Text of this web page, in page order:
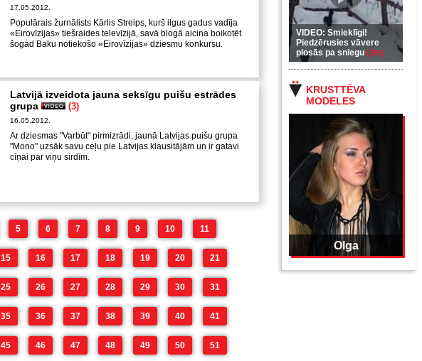
VIDEO: Smieklīgi!
Piedzērusies vāvere
plosās pa sniegu (255)
KRUSTTĒVA
MODELES
Olga
17.05.2012.
Populārais žurnālists Kārlis Streips, kurš ilgus gadus vadīja
«Eirovīzijas» tiešraides televīzijā, savā blogā aicina boikotēt
šogad Baku notiekošo «Eirovīzijas» dziesmu konkursu.
Latvijā izveidota jauna seksīgu puišu estrādes
grupa
(3)
16.05.2012.
Ar dziesmas "Varbūt" pirmizrādi, jaunā Latvijas puišu grupa
"Mono" uzsāk savu ceļu pie Latvijas klausitājām un ir gatavi
cīņai par viņu sirdīm.
5 6 7 8 9 10 11
15 16 17 18 19 20 21
25 26 27 28 29 30 31
35 36 37 38 39 40 41
45 46 47 48 49 50 51